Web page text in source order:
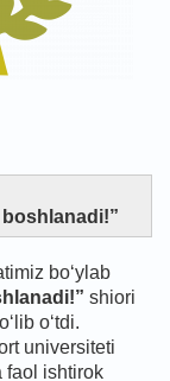
bo‘ylab
shiori
o‘tdi.
universiteti
faol ishtirok